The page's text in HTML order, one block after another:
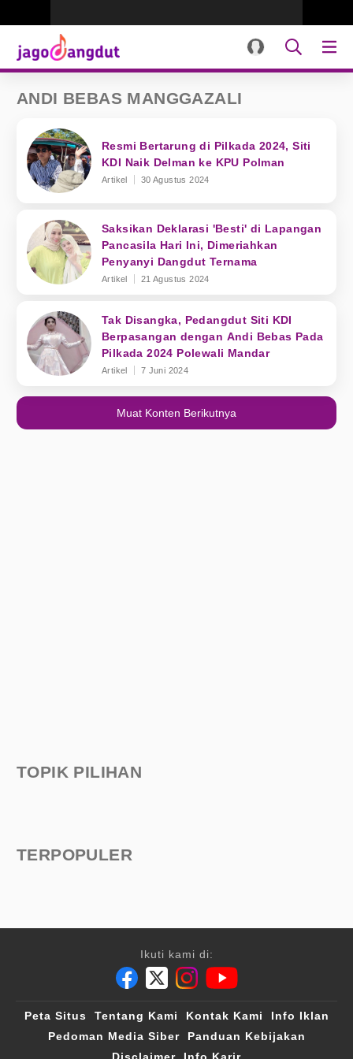
ANDI BEBAS MANGGAZALI
Resmi Bertarung di Pilkada 2024, Siti
KDI Naik Delman ke KPU Polman
Artikel 30 Agustus 2024
Saksikan Deklarasi 'Besti' di Lapangan
Pancasila Hari Ini, Dimeriahkan
Penyanyi Dangdut Ternama
Artikel 21 Agustus 2024
Tak Disangka, Pedangdut Siti KDI
Berpasangan dengan Andi Bebas Pada
Pilkada 2024 Polewali Mandar
Artikel 7 Juni 2024
Muat Konten Berikutnya
TOPIK PILIHAN
TERPOPULER
Ikuti kami di:
Peta Situs Tentang Kami Kontak Kami
Info Iklan
Pedoman Media Siber
Panduan Kebijakan